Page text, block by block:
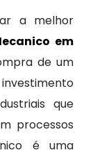
a melhor
em
de um
que
processos
é uma